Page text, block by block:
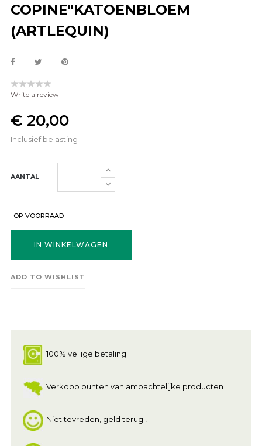
COPINE"KATOENBLOEM
(ARTLEQUIN)
Write a review
€ 20,00
Inclusief belasting
AANTAL
OP VOORRAAD
IN WINKELWAGEN
ADD TO WISHLIST
100% veilige betaling
Verkoop punten van ambachtelijke producten
Niet tevreden, geld terug !